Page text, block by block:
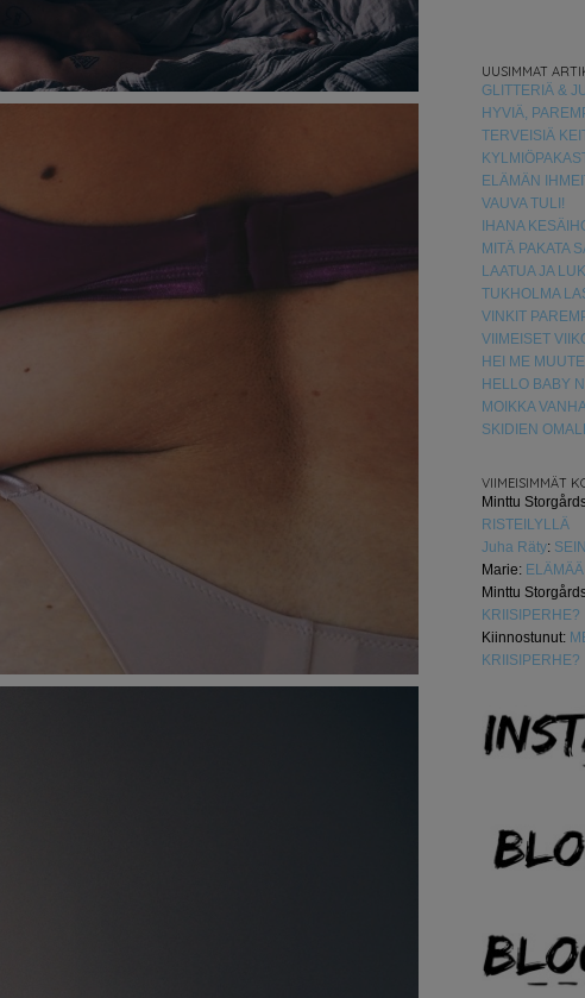
UUSIMMAT
GLITTERIÄ &
HYVIÄ,
TERVEISIÄ
ELÄMÄN
VAUVA TULI!
IHANA
MITÄ PAKATA
LAATUA JA
TUKHOLMA
VINKIT
VIIMEISET
HEI ME
HELLO BABY
MOIKKA
SKIDIEN
VIIMEISIMMÄT
Minttu
RISTEILYLLÄ
Juha Räty:
Marie:
Minttu
KRIISIPERHE?
Kiinnostunut:
KRIISIPERHE?